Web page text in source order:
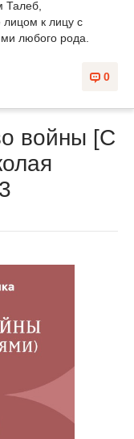
Талеб,
лицом к лицу с
любого рода.
0
войны [C